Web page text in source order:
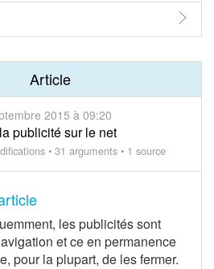
Article
2015 à 09:20
publicité sur le net
• 31 arguments • 1 source
les publicités sont
et ce en permanence
pour la plupart, de les fermer.